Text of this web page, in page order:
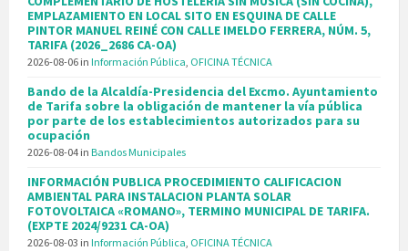
EMPLAZAMIENTO EN LOCAL SITO EN ESQUINA DE CALLE
PINTOR MANUEL REINÉ CON CALLE IMELDO FERRERA, NÚM. 5,
TARIFA (2026_2686 CA-OA)
2026-08-06 in Información Pública, OFICINA TÉCNICA
Bando de la Alcaldía-Presidencia del Excmo. Ayuntamiento
de Tarifa sobre la obligación de mantener la vía pública
por parte de los establecimientos autorizados para su
ocupación
2026-08-04 in Bandos Municipales
INFORMACIÓN PUBLICA PROCEDIMIENTO CALIFICACION
AMBIENTAL PARA INSTALACION PLANTA SOLAR
FOTOVOLTAICA «ROMANO», TERMINO MUNICIPAL DE TARIFA.
(EXPTE 2024/9231 CA-OA)
2026-08-03 in Información Pública, OFICINA TÉCNICA